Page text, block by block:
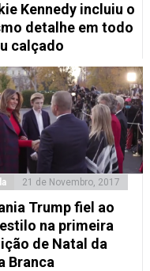
Kennedy incluiu o
detalhe em todo
calçado
21 de Novembro, 2017
Trump fiel ao
na primeira
de Natal da
Branca